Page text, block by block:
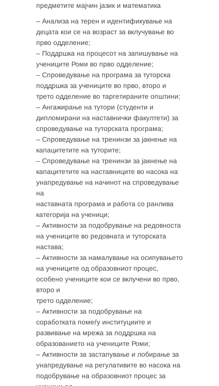
предметите мајчин јазик и математика
– Анализа на терен и идентификување на
децата кои се на возраст за вклучување во
прво одделение;
– Поддршка на процесот на запишување на
учениците Роми во прво одделение;
– Спроведување на програма за туторска
поддршка за учениците во прво, второ и
трето одделение во таргетираните општини;
– Ангажирање на тутори (студенти и
дипломирани на наставнички факултети) за
спроведување на туторската програма;
– Спроведување на тренинзи за јакнење на
капацитетите на туторите;
– Спроведување на тренинзи за јакнење на
капацитетите на наставниците во насока на
унапредување на начинот на спроведување
на
наставната програма и работа со ранлива
категорија на ученици;
– Активности за подобрување на редовноста
на учениците во редовната и туторската
настава;
– Активности за намалување на осипувањето
на учениците од образовниот процес,
особено учениците кои се вклучени во прво,
второ и
трето одделение;
– Активности за подобрување на
соработката помеѓу институциите и
развивање на мрежа за поддршка на
образованието на учениците Роми;
– Активности за застапување и лобирање за
унапредување на регулативите во насока на
подобрување на образовниот процес за